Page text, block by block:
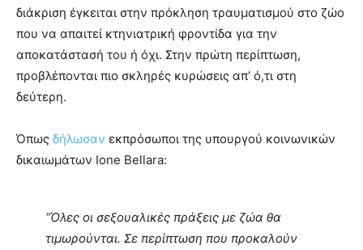
διάκριση έγκειται στην πρόκληση τραυματισμού στο ζώο
που να απαιτεί κτηνιατρική φροντίδα για την
αποκατάστασή του ή όχι. Στην πρώτη περίπτωση,
προβλέπονται πιο σκληρές κυρώσεις απ’ ό,τι στη
δεύτερη.
Όπως δήλωσαν εκπρόσωποι της υπουργού κοινωνικών
δικαιωμάτων Ione Bellara:
“Όλες οι σεξουαλικές πράξεις με ζώα θα
τιμωρούνται. Σε περίπτωση που προκαλούν